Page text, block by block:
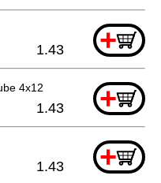
+
1.43
4x12 +
1.43
+
1.43